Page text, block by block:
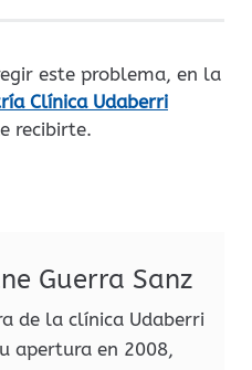
este problema, en la
Clínica Udaberri
recibirte.
Guerra Sanz
de la clínica Udaberri
apertura en 2008,